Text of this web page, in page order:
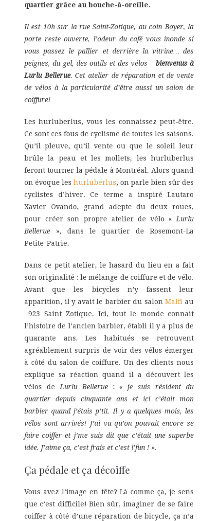
quartier grâce au bouche-à-oreille.
Il est 10h sur la rue Saint-Zotique, au coin Boyer, la
porte reste ouverte, l’odeur du café vous inonde si
vous passez le pallier et derrière la vitrine… des
peignes, du gel, des outils et des vélos – bienvenus à
Lurlu Bellerue. Cet atelier de réparation et de vente
de vélos à la particularité d’être aussi un salon de
coiffure!
Les hurluberlus, vous les connaissez peut-être.
Ce sont ces fous de cyclisme de toutes les saisons.
Qu’il pleuve, qu’il vente ou que le soleil leur
brûle la peau et les mollets, les hurluberlus
feront tourner la pédale à Montréal. Alors quand
on évoque les hurluberlus, on parle bien sûr des
cyclistes d’hiver. Ce terme a inspiré Lautaro
Xavier Ovando, grand adepte du deux roues,
pour créer son propre atelier de vélo «Lurlu
Bellerue », dans le quartier de Rosemont-La
Petite-Patrie.
Dans ce petit atelier, le hasard du lieu en a fait
son originalité : le mélange de coiffure et de vélo.
Avant que les bicycles n’y fassent leur
apparition, il y avait le barbier du salonMalfi au
923 Saint Zotique. Ici, tout le monde connait
l’histoire de l’ancien barbier, établi il y a plus de
quarante ans. Les habitués se retrouvent
agréablement surpris de voir des vélos émerger
à côté du salon de coiffure. Un des clients nous
explique sa réaction quand il a découvert les
vélos deLurlu Bellerue: « je suis résident du
quartier depuis cinquante ans et ici c’était mon
barbier quand j’étais p’tit. Il y a quelques mois, les
vélos sont arrivés! J’ai vu qu’on pouvait encore se
faire coiffer et j’me suis dit que c’était une superbe
idée. J’aime ça, c’est frais et c’est l’fun ! ».
Ça pédale et ça décoiffe
Vous avez l’image en tête? Là comme ça, je sens
que c’est difficile! Bien sûr, imaginer de se faire
coiffer à côté d’une réparation de bicycle, ça n’a